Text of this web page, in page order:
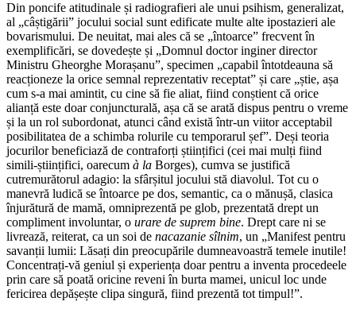
Din poncife atitudinale și radiografieri ale unui psihism, generalizat,
al „câștigării” jocului social sunt edificate multe alte ipostazieri ale
bovarismului. De neuitat, mai ales că se „întoarce” frecvent în
exemplificări, se dovedește și „Domnul doctor inginer director
Ministru Gheorghe Morașanu”, specimen „capabil întotdeauna să
reacționeze la orice semnal reprezentativ receptat” și care „știe, așa
cum s-a mai amintit, cu cine să fie aliat, fiind conștient că orice
alianță este doar conjuncturală, așa că se arată dispus pentru o vreme
și la un rol subordonat, atunci când există într-un viitor acceptabil
posibilitatea de a schimba rolurile cu temporarul șef”. Deși teoria
jocurilor beneficiază de contraforți științifici (cei mai mulți fiind
simili-științifici, oarecum à la Borges), cumva se justifică
cutremurătorul adagio: la sfârșitul jocului stă diavolul. Tot cu o
manevră ludică se întoarce pe dos, semantic, ca o mănușă, clasica
înjurătură de mamă, omniprezentă pe glob, prezentată drept un
compliment involuntar, o urare de suprem bine. Drept care ni se
livrează, reiterat, ca un soi de nacazanie sîlnim, un „Manifest pentru
savanții lumii: Lăsați din preocupările dumneavoastră temele inutile!
Concentrați-vă geniul și experiența doar pentru a inventa procedeele
prin care să poată oricine reveni în burta mamei, unicul loc unde
fericirea depășește clipa singură, fiind prezentă tot timpul!”.